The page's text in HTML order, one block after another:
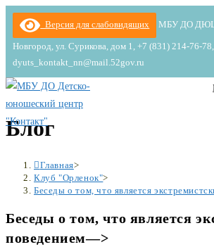
Перейти
содержимому
Версия для слабовидящих МБУ ДО ДЮЦ
Новгород, ул. Сурикова, дом 1, +7 (831) 214-76-78,
dyuts_kontakt_nn@mail.52gov.ru
Блог
Главная>
Клуб "Орленок">
Беседы о том, что является
Беседы о том, что является
поведением—>